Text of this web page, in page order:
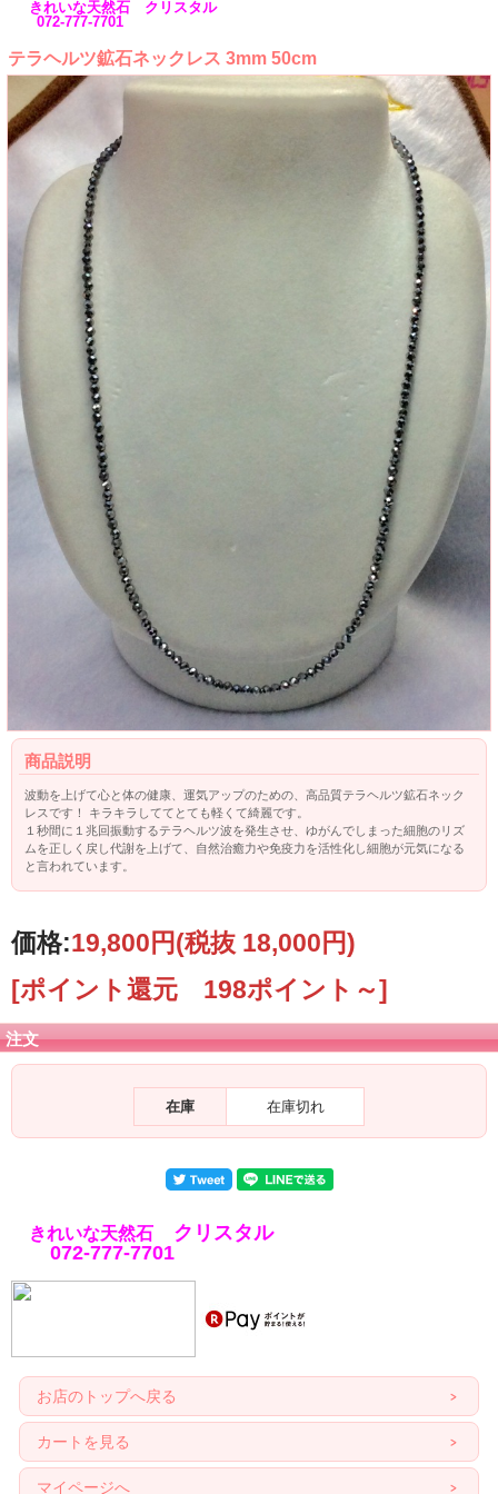
きれいな天然石 クリスタル
072-777-7701
テラヘルツ鉱石ネックレス 3mm 50cm
商品説明
波動を上げて心と体の健康、運気アップのための、高品質テラヘルツ鉱石ネック
レスです！ キラキラしててとても軽くて綺麗です。
１秒間に１兆回振動するテラヘルツ波を発生させ、ゆがんでしまった細胞のリズ
ムを正しく戻し代謝を上げて、自然治癒力や免疫力を活性化し細胞が元気になる
と言われています。
価格:19,800円(税抜 18,000円)
[ポイント還元 198ポイント～]
注文
在庫 在庫切れ
きれいな天然石
クリスタル
072-777-7701
お店のトップへ戻る
カートを見る
マイページへ